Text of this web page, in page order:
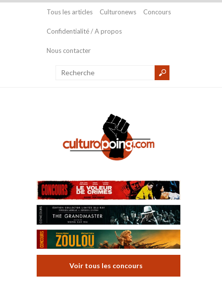
Tous les articles Culturonews Concours
Confidentialité / A propos
Nous contacter
Voir tous les concours